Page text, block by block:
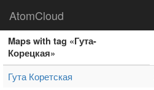
AtomCloud
Maps with tag «Гута-
Корецкая»
Гута Коретская